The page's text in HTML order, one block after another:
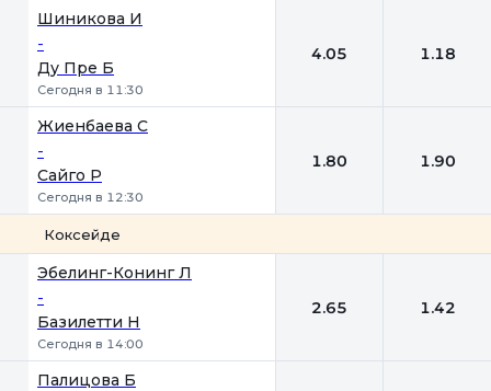
Шиникова И
-
Ду Пре Б
Сегодня в 11:30
4.05 1.18
Жиенбаева C
-
Сайго Р
Сегодня в 12:30
1.80 1.90
Коксейде
Эбелинг-Конинг Л
-
Базилетти Н
Сегодня в 14:00
2.65 1.42
Палицова Б